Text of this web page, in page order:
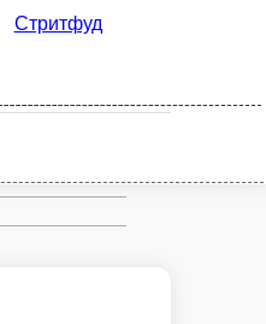
Рим